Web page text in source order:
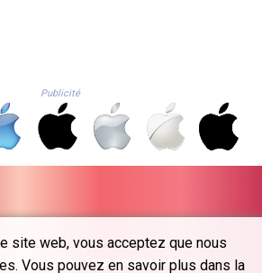
site web, vous acceptez que nous
Vous pouvez en savoir plus dans la
PKR 320.014324
PLN 4.299905
RON 5.244583
RSD 117.338542
RUB 94.679224
Publicité
- 2026 - Tous droits réservés